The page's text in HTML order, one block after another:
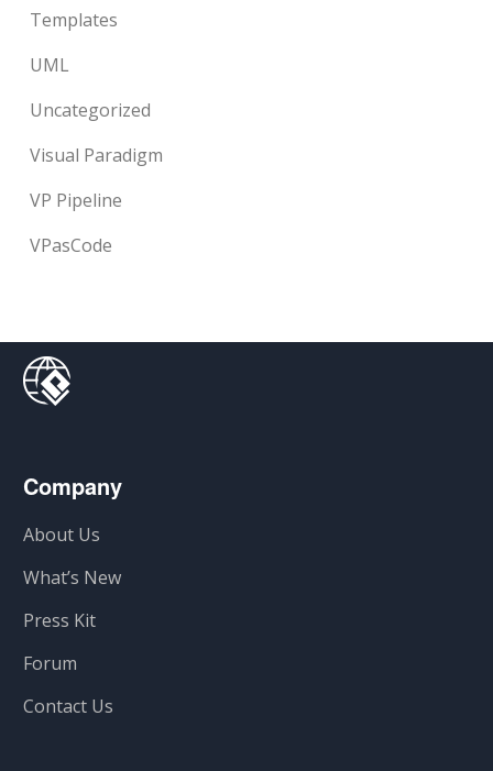
Templates
UML
Uncategorized
Visual Paradigm
VP Pipeline
VPasCode
Company
About Us
What’s New
Press Kit
Forum
Contact Us